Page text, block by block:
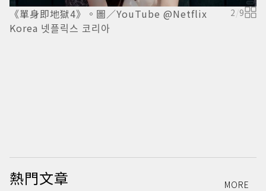
《單身即地獄4》。圖／YouTube @Netflix
Korea 넷플릭스 코리아
2 /9
熱門文章 MORE